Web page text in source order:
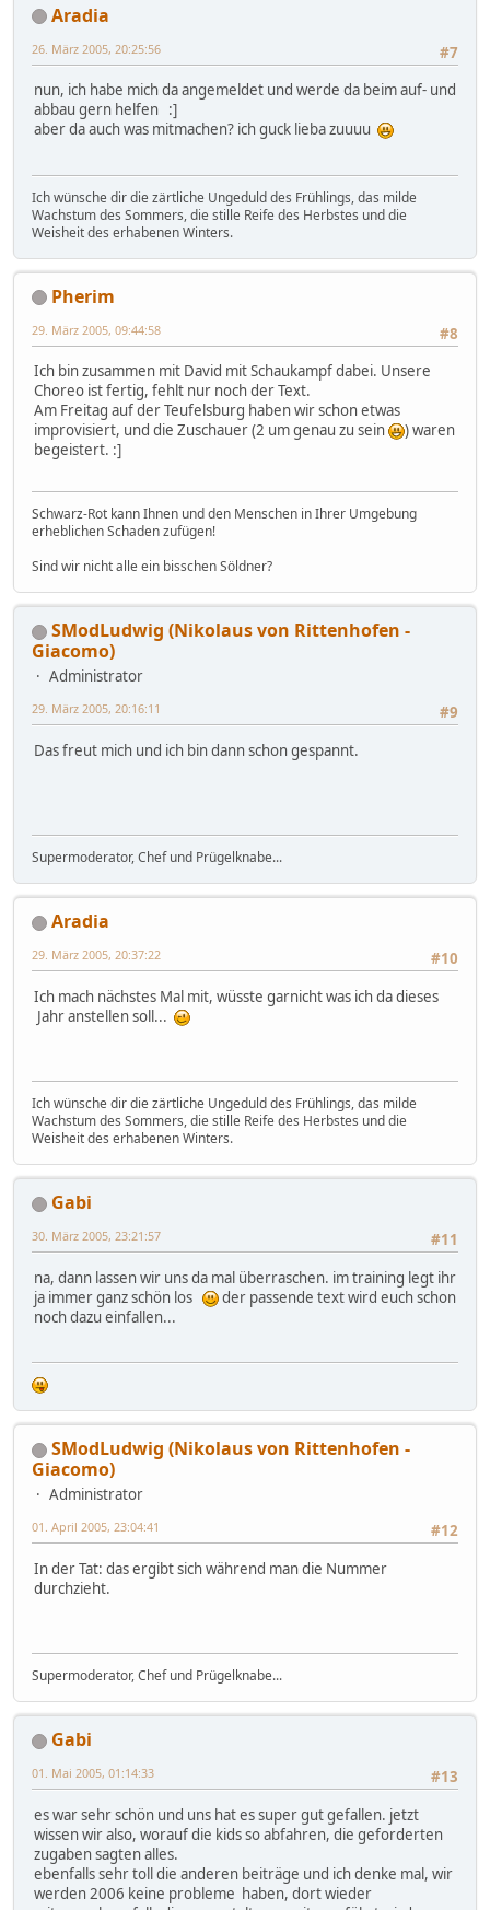
Aradia
#7
26. März 2005, 20:25:56
nun, ich habe mich da angemeldet und werde da beim auf- und
abbau gern helfen :]
aber da auch was mitmachen? ich guck lieba zuuuu
Ich wünsche dir die zärtliche Ungeduld des Frühlings, das milde
Wachstum des Sommers, die stille Reife des Herbstes und die
Weisheit des erhabenen Winters.
Pherim
#8
29. März 2005, 09:44:58
Ich bin zusammen mit David mit Schaukampf dabei. Unsere
Choreo ist fertig, fehlt nur noch der Text.
Am Freitag auf der Teufelsburg haben wir schon etwas
improvisiert, und die Zuschauer (2 um genau zu sein
) waren
begeistert. :]
Schwarz-Rot kann Ihnen und den Menschen in Ihrer Umgebung
erheblichen Schaden zufügen!
Sind wir nicht alle ein bisschen Söldner?
SModLudwig (Nikolaus von Rittenhofen -
Giacomo)
Administrator
#9
29. März 2005, 20:16:11
Das freut mich und ich bin dann schon gespannt.
Supermoderator, Chef und Prügelknabe...
Aradia
#10
29. März 2005, 20:37:22
Ich mach nächstes Mal mit, wüsste garnicht was ich da dieses
Jahr anstellen soll...
Ich wünsche dir die zärtliche Ungeduld des Frühlings, das milde
Wachstum des Sommers, die stille Reife des Herbstes und die
Weisheit des erhabenen Winters.
Gabi
#11
30. März 2005, 23:21:57
na, dann lassen wir uns da mal überraschen. im training legt ihr
ja immer ganz schön los
der passende text wird euch schon
noch dazu einfallen...
SModLudwig (Nikolaus von Rittenhofen -
Giacomo)
Administrator
#12
01. April 2005, 23:04:41
In der Tat: das ergibt sich während man die Nummer
durchzieht.
Supermoderator, Chef und Prügelknabe...
Gabi
#13
01. Mai 2005, 01:14:33
es war sehr schön und uns hat es super gut gefallen. jetzt
wissen wir also, worauf die kids so abfahren, die geforderten
zugaben sagten alles.
ebenfalls sehr toll die anderen beiträge und ich denke mal, wir
werden 2006 keine probleme haben, dort wieder